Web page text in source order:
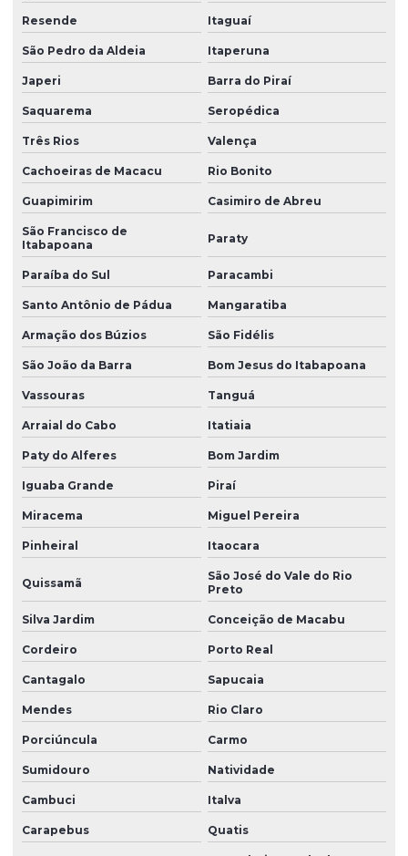
Peças de borracha sob medida
Peças de borracha personalizadas
Peças em borracha silicone
Peças de borracha vedação
Peças especiais em silicone
Peças de silicone atacado
Peças de silicone sob encomenda
Peças de silicone sob medida
Peças técnicas de borracha
Peças técnicas de borracha com dureza controlada
Peças técnicas em silicone
Perfil de borracha
Perfil de borracha em curitiba
Perfil de borracha epdm
Perfil de borracha silicone
Perfil de borracha para vedação
Perfil de silicone para vedação
Perfis de silicone
Produtos de borracha sob medida
Soluções em borracha industrial
Vedação borracha nitrílica
Venda de anel oring
Resende Itaguaí
São Pedro da Aldeia Itaperuna
Japeri Barra do Piraí
Saquarema Seropédica
Três Rios Valença
Cachoeiras de Macacu Rio Bonito
Guapimirim Casimiro de Abreu
São Francisco de
Itabapoana
Paraty
Paraíba do Sul Paracambi
Santo Antônio de Pádua Mangaratiba
Armação dos Búzios São Fidélis
São João da Barra Bom Jesus do Itabapoana
Vassouras Tanguá
Arraial do Cabo Itatiaia
Paty do Alferes Bom Jardim
Iguaba Grande Piraí
Miracema Miguel Pereira
Pinheiral Itaocara
Quissamã
São José do Vale do Rio
Preto
Silva Jardim Conceição de Macabu
Cordeiro Porto Real
Cantagalo Sapucaia
Mendes Rio Claro
Porciúncula Carmo
Sumidouro Natividade
Cambuci Italva
Carapebus Quatis